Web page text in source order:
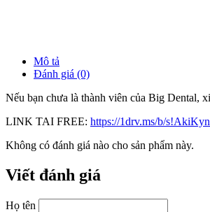
Mô tả
Đánh giá (0)
Nếu bạn chưa là thành viên của Big Dental,
LINK TAI FREE: https://1drv.ms/b/
Không có đánh giá nào cho sản phẩm này.
Viết đánh giá
Họ tên